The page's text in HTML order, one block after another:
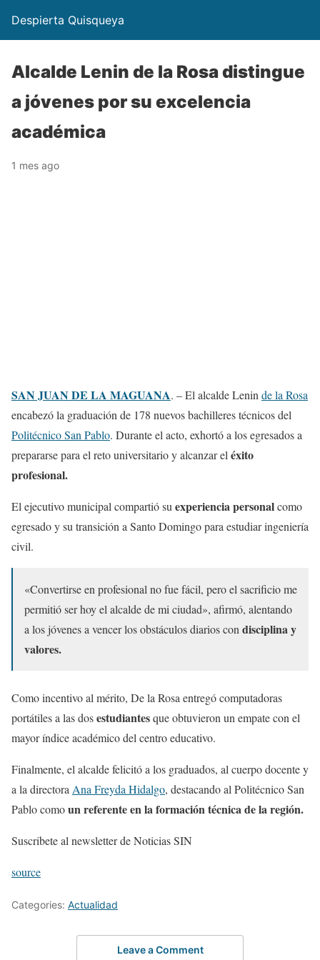
Despierta Quisqueya
Alcalde Lenin de la Rosa distingue
a jóvenes por su excelencia
académica
1 mes ago
SAN JUAN DE LA MAGUANA. – El alcalde Leninde la Rosa
encabezó la graduación de 178 nuevos bachilleres técnicos del
Politécnico San Pablo. Durante el acto, exhortó a los egresados a
prepararse para el reto universitario y alcanzar eléxito
profesional.
El ejecutivo municipal compartió suexperiencia personalcomo
egresado y su transición a Santo Domingo para estudiar ingeniería
civil.
«Convertirse en profesional no fue fácil, pero el sacrificio me
permitió ser hoy el alcalde de mi ciudad», afirmó, alentando
a los jóvenes a vencer los obstáculos diarios condisciplina y
valores.
Como incentivo al mérito, De la Rosa entregó computadoras
portátiles a las dosestudiantesque obtuvieron un empate con el
mayor índice académico del centro educativo.
Finalmente, el alcalde felicitó a los graduados, al cuerpo docente y
a la directoraAna Freyda Hidalgo, destacando al Politécnico San
Pablo comoun referente en la formación técnica de la región.
Suscribete al newsletter de Noticias SIN
source
Categories: Actualidad
Leave a Comment